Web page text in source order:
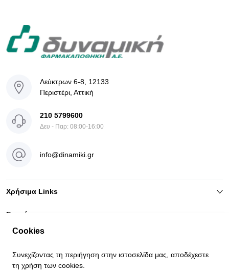
Λεύκτρων 6-8, 12133
Περιστέρι, Αττική
210 5799600
Δευ - Παρ: 08:00-16:00
info@dinamiki.gr
Χρήσιμα Links
Ενημέρωση
Cookies
Συνεχίζοντας τη περιήγηση στην ιστοσελίδα μας, αποδέχεστε
τη χρήση των cookies.